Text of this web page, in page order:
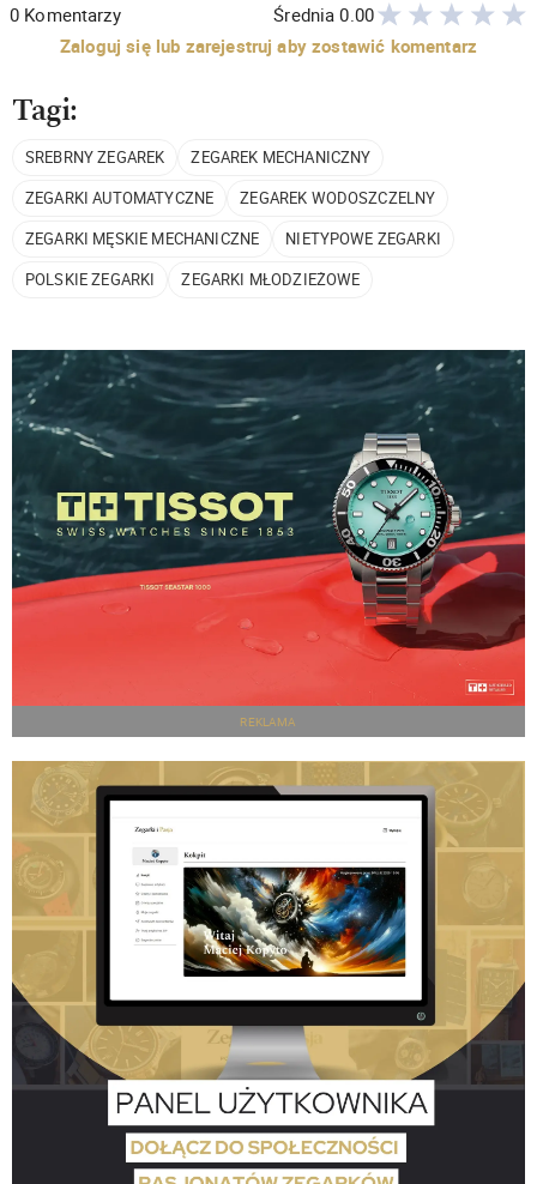
0 Komentarzy Średnia0.00
Zaloguj się lub zarejestruj aby zostawić komentarz
Tagi:
SREBRNY ZEGAREK
ZEGAREK MECHANICZNY
ZEGARKI AUTOMATYCZNE
ZEGAREK WODOSZCZELNY
ZEGARKI MĘSKIE MECHANICZNE
NIETYPOWE ZEGARKI
POLSKIE ZEGARKI
ZEGARKI MŁODZIEŻOWE
REKLAMA